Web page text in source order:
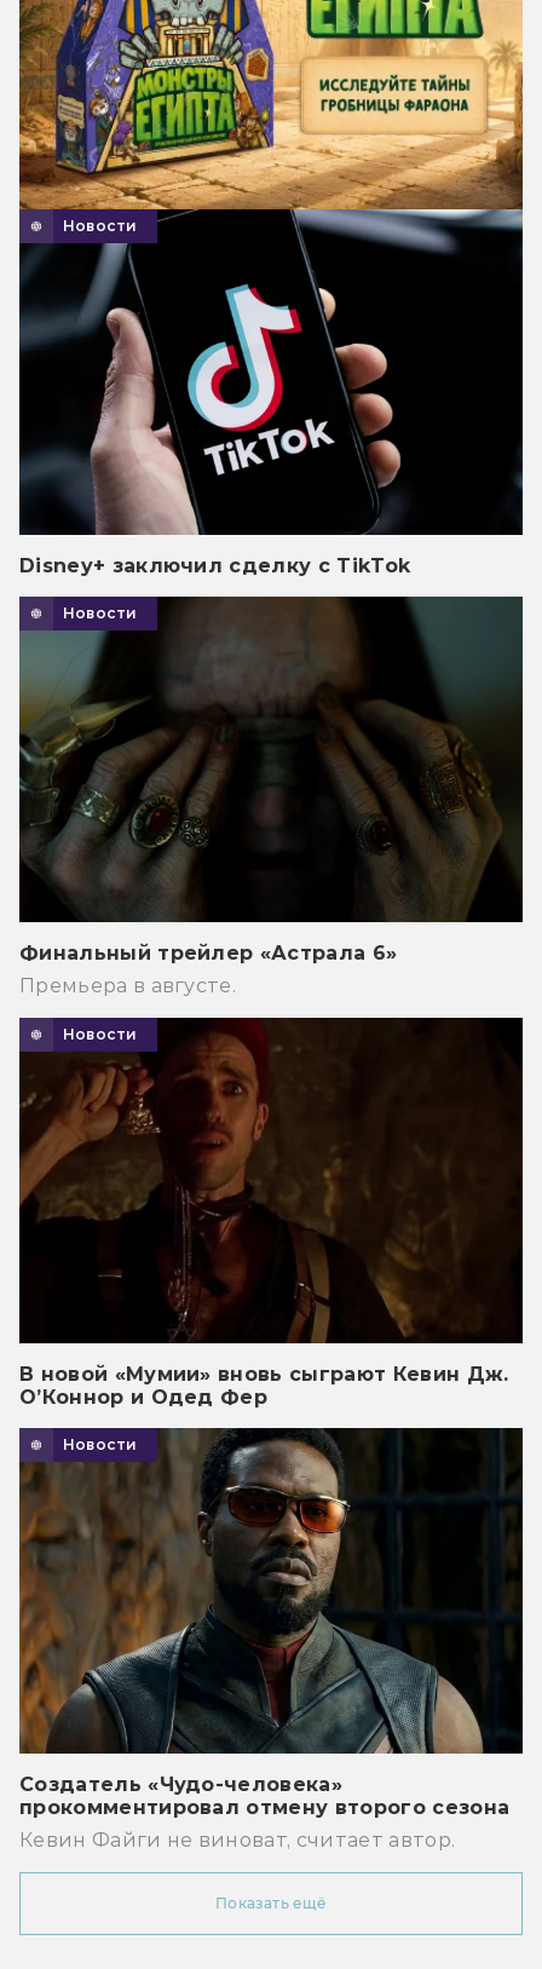
Новости
Disney+ заключил сделку с TikTok
Новости
Финальный трейлер «Астрала 6»
Премьера в августе.
Новости
В новой «Мумии» вновь сыграют Кевин Дж.
О’Коннор и Одед Фер
Новости
Создатель «Чудо-человека»
прокомментировал отмену второго сезона
Кевин Файги не виноват, считает автор.
Показать ещё